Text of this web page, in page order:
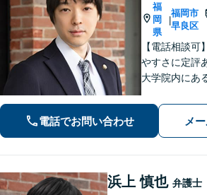
福
岡
県
|
福岡市
早良区
【電話相談可
やすさに定評
大学院内にあ
理の解決実
り強い交渉。
日・夜間面談
駅5分】
電話でお問い合わせ メ
浜上 慎也 弁護士